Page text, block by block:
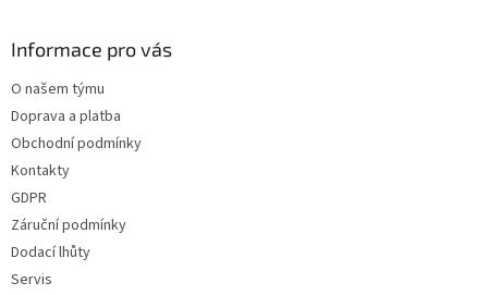
Informace pro vás
O našem týmu
Doprava a platba
Obchodní podmínky
Kontakty
GDPR
Záruční podmínky
Dodací lhůty
Servis